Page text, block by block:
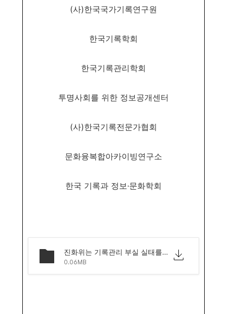
(사)한국국가기록연구원
한국기록학회
한국기록관리학회
투명사회를 위한 정보공개센터
(사)한국기록전문가협회
문화융복합아카이빙연구소
한국 기록과 정보·문화학회
진화위는 기록관리 부실 실태를 점검하고, 기록관리 전문인력 확충 방안을 마련해야 한다.pdf
0.06MB